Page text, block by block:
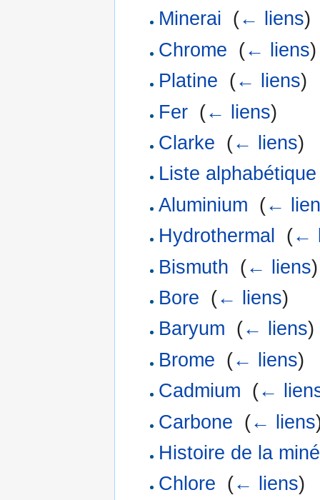
Minerai (← liens)
Chrome (← liens)
Platine (← liens)
Fer‎ (← liens)
Clarke (← liens)
Liste
Aluminium (←
Hydrothermal
(←
Bismuth (← liens)
Bore (← liens)
Baryum (← liens)
Brome (← liens)
Cadmium (←
Carbone (← liens
Histoire de la
Chlore (← liens)